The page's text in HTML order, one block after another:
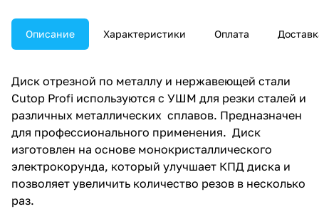
Описание Характеристики Оплата
Диск отрезной по металлу и нержавеющей стали
Cutop Profi используются с УШМ для резки сталей и
различных металлических сплавов. Предназначен
для профессионального применения. Диск
изготовлен на основе монокристаллического
электрокорунда, который улучшает КПД диска и
позволяет увеличить количество резов в несколько
раз.